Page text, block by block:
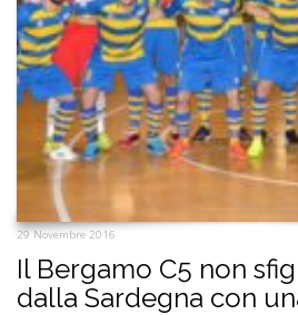
29 Novembre 2016
Il Bergamo C5 non
dalla Sardegna con